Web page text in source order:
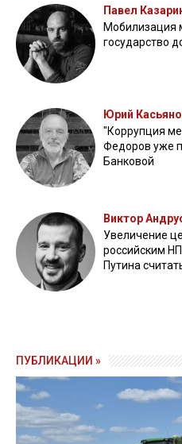
Павел
Мобилизация
государство
Юрий
"Коррупция
Федоров уже
Банковой
Виктор
Увеличение
российским
Путина
ПУБЛИКАЦИИ »